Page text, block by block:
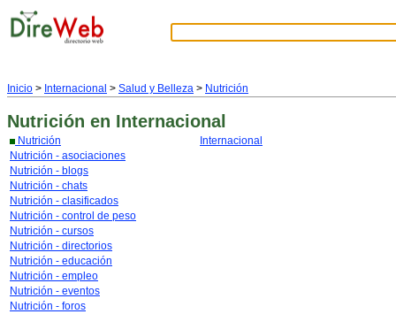
Inicio > Internacional > Salud y Belleza > Nutrición
Nutrición en Internacional
Nutrición
Nutrición - asociaciones
Nutrición - blogs
Nutrición - chats
Nutrición - clasificados
Nutrición - control de peso
Nutrición - cursos
Nutrición - directorios
Nutrición - educación
Nutrición - empleo
Nutrición - eventos
Nutrición - foros
Internacional